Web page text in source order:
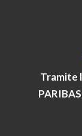
Tramite